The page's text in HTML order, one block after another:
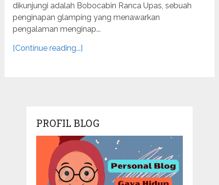
dikunjungi adalah Bobocabin Ranca Upas, sebuah
penginapan glamping yang menawarkan
pengalaman menginap...
[Continue reading...]
PROFIL BLOG